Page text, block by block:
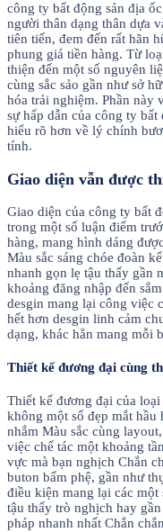
công ty bất động sản địa
người thân dạng thân dựa
tiên tiến, đem đến rất hãn
phung giá tiền hàng. Từ
thiện đến một số nguyên
cùng sắc sảo gần như sở
hóa trải nghiệm. Phần này
sự hấp dẫn của công ty
hiểu rõ hơn về lý chính
tính.
Giao diện vẫn được
Giao diện của công ty bất
trong một số luận điểm
hàng, mang hình dáng
Màu sắc sáng chóe đoàn
nhanh gọn lẹ tậu thấy gần
khoảng đăng nhập đến
desgin mang lại công việc
hết hơn desgin linh cảm
dạng, khác hẳn mang mỗi
Thiết kế đương đại cùng
Thiết kế đương đại của
không một số đẹp mắt hầu
nhắm Màu sắc cùng
việc chế tác một khoảng
vực mà bạn nghịch Chắn
buton bấm phệ, gần như
điều kiện mang lại các
tậu thấy trò nghịch hay
pháp nhanh nhất Chắn